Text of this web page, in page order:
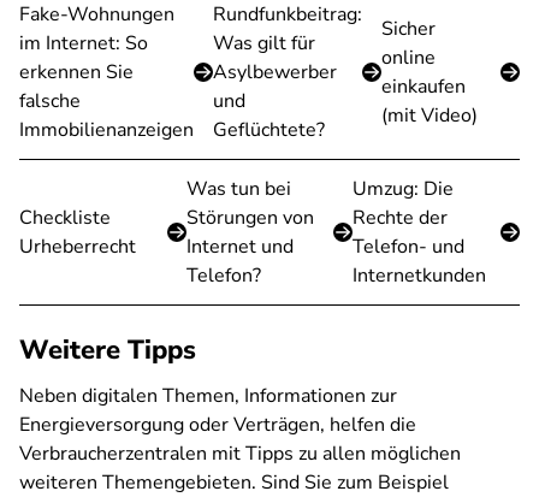
Fake-Wohnungen
im Internet: So
erkennen Sie
falsche
Immobilienanzeigen
Rundfunkbeitrag:
Was gilt für
Asylbewerber
und
Geflüchtete?
Sicher
online
einkaufen
(mit Video)
Checkliste
Urheberrecht
Was tun bei
Störungen von
Internet und
Telefon?
Umzug: Die
Rechte der
Telefon- und
Internetkunden
Weitere Tipps
Neben digitalen Themen, Informationen zur
Energieversorgung oder Verträgen, helfen die
Verbraucherzentralen mit Tipps zu allen möglichen
weiteren Themengebieten. Sind Sie zum Beispiel